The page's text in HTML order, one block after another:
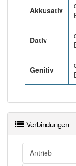
Wörter mit
anderen Artikel
88% unserer
korrekt erraten.
Akkusativ
Dativ
Genitiv
Verbindungen
Antrieb